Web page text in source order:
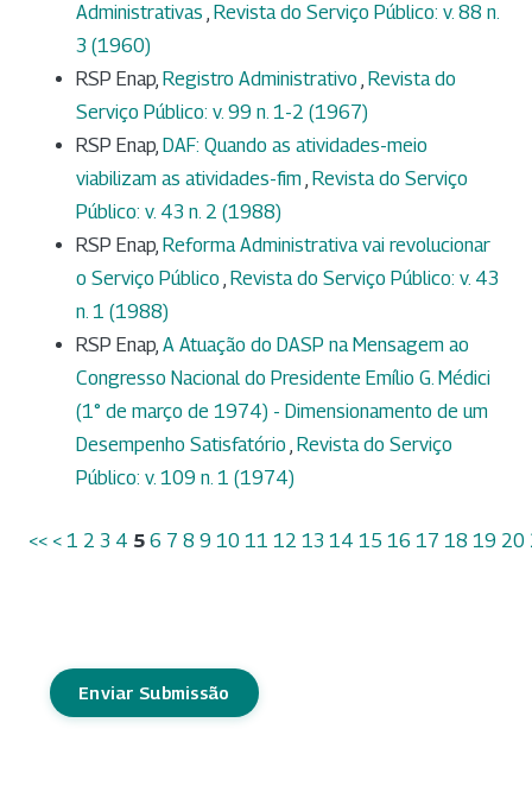
Administrativas Revista do Serviço Público: v. 88 n.
3 (1960)
RSP Enap, Registro Administrativo Revista do
Serviço Público: v. 99 n. 1-2 (1967)
RSP Enap, DAF: Quando as atividades-meio
viabilizam as atividades-fim Revista do Serviço
Público: v. 43 n. 2 (1988)
RSP Enap, Reforma Administrativa vai revolucionar
o Serviço Público Revista do Serviço Público: v. 43
n. 1 (1988)
RSP Enap, A Atuação do DASP na Mensagem ao
Congresso Nacional do Presidente Emílio G. Médici
(1° de março de 1974) - Dimensionamento de um
Desempenho Satisfatório Revista do Serviço
Público: v. 109 n. 1 (1974)
<< < 1 2 3 4 5 6 7 8 9 10 11 12 13 14 15 16 17 18 19 20
Enviar Submissão